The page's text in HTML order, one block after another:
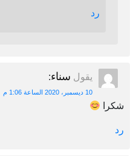
رد
يقول سناء:
10 ديسمبر، 2020 الساعة 1:06 م
شكرا
رد